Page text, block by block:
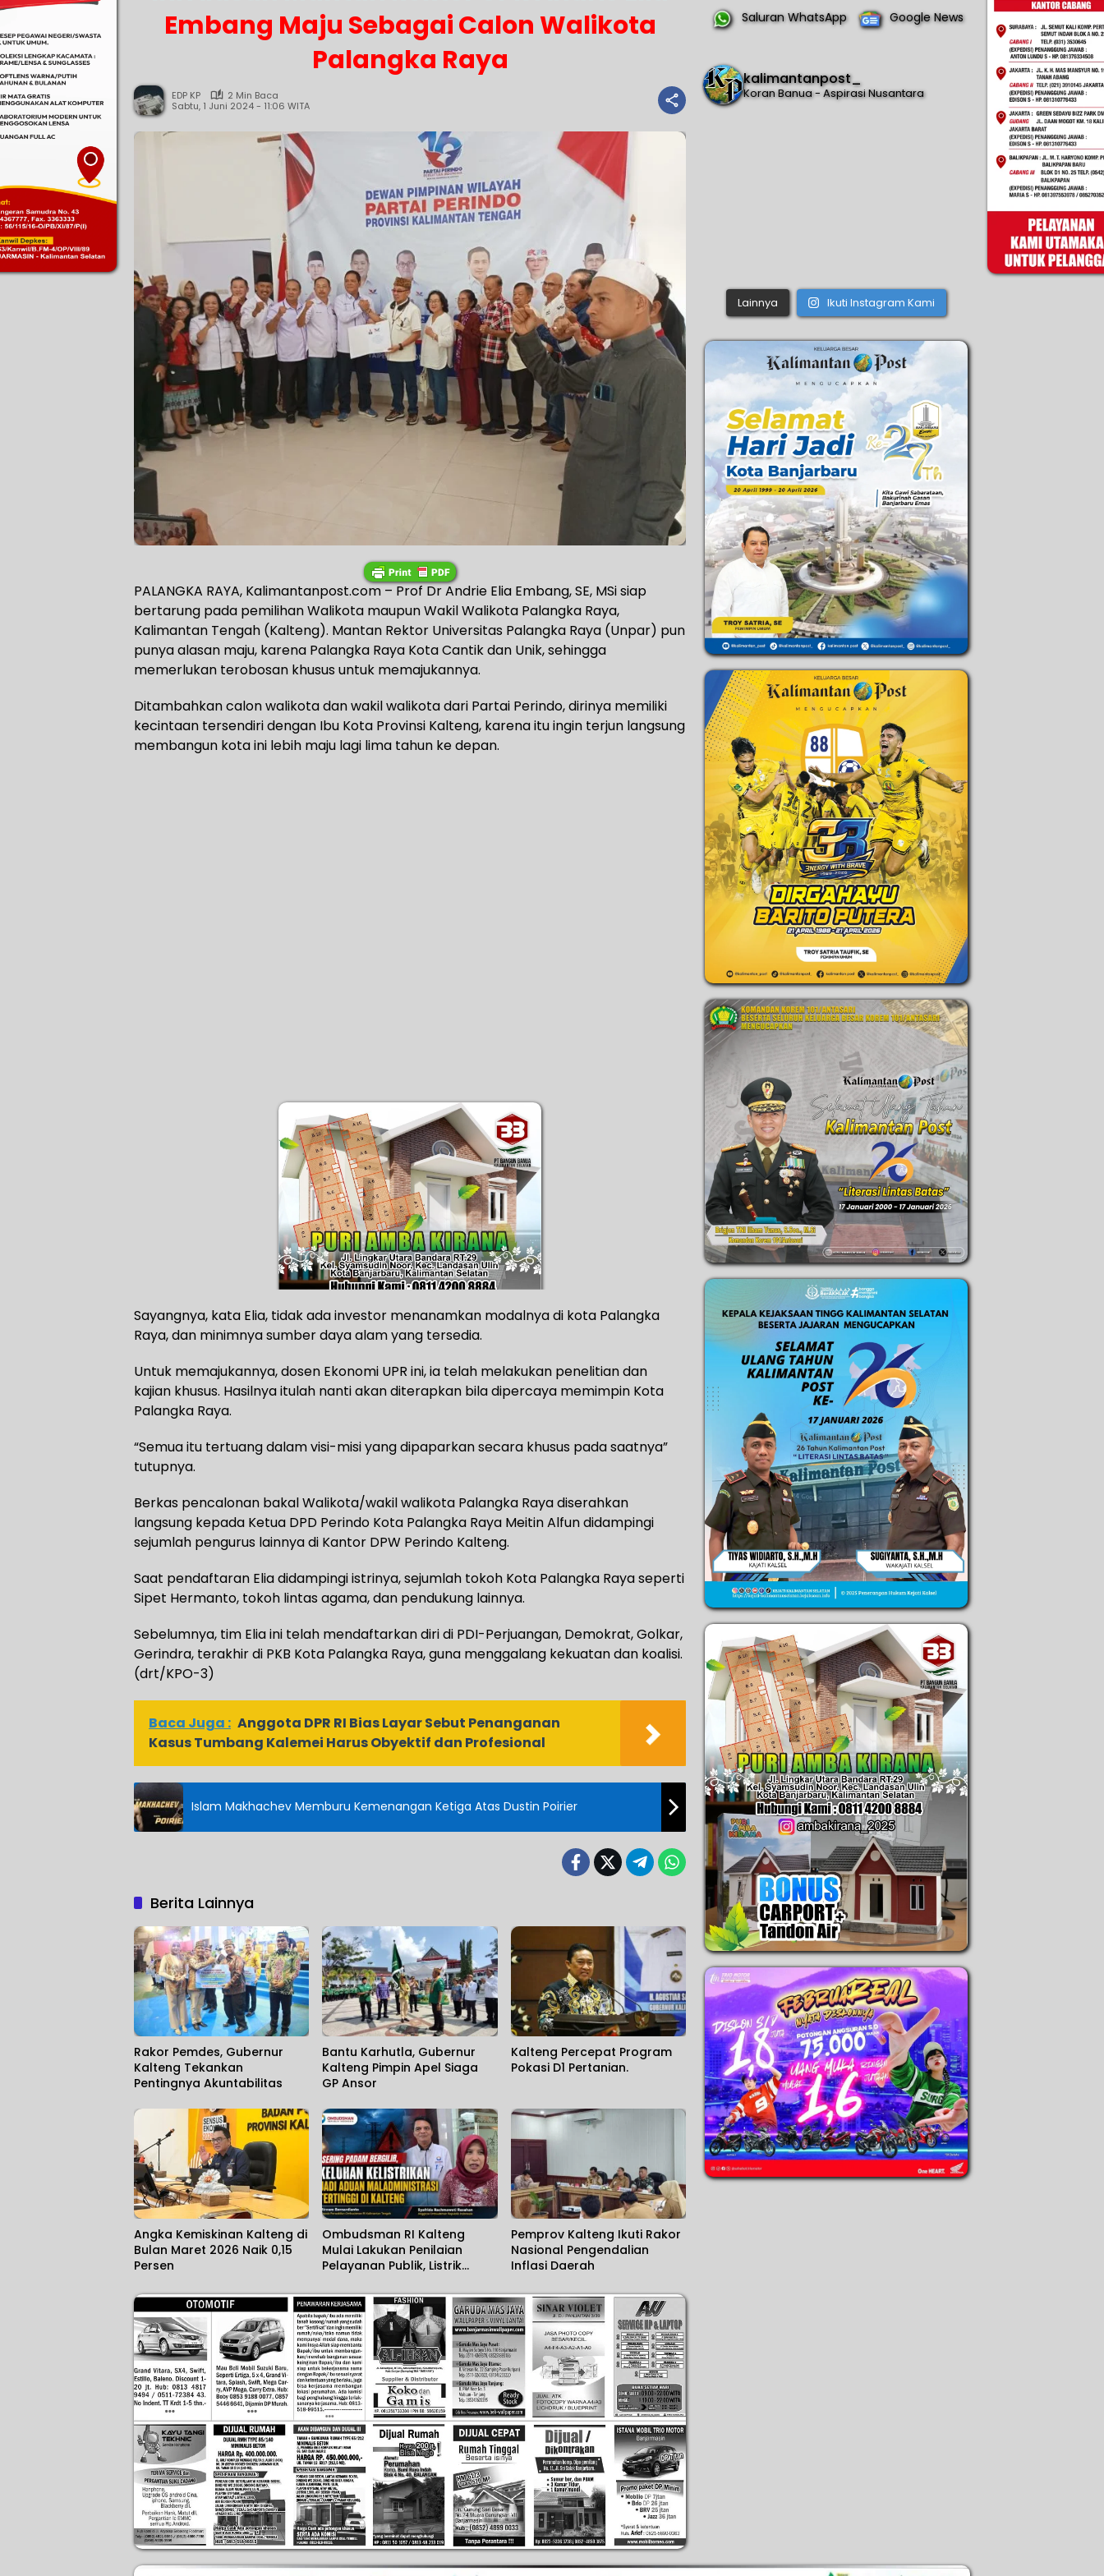
Embang Maju Sebagai Calon Walikota
Palangka Raya
EDP KP
2 Min Baca
Sabtu, 1 Juni 2024 - 11:06 WITA
PALANGKA RAYA, Kalimantanpost.com – Prof Dr Andrie Elia Embang, SE, MSi siap
bertarung pada pemilihan Walikota maupun Wakil Walikota Palangka Raya,
Kalimantan Tengah (Kalteng). Mantan Rektor Universitas Palangka Raya (Unpar) pun
punya alasan maju, karena Palangka Raya Kota Cantik dan Unik, sehingga
memerlukan terobosan khusus untuk memajukannya.
Ditambahkan calon walikota dan wakil walikota dari Partai Perindo, dirinya memiliki
kecintaan tersendiri dengan Ibu Kota Provinsi Kalteng, karena itu ingin terjun langsung
membangun kota ini lebih maju lagi lima tahun ke depan.
Sayangnya, kata Elia, tidak ada investor menanamkan modalnya di kota Palangka
Raya, dan minimnya sumber daya alam yang tersedia.
Untuk memajukannya, dosen Ekonomi UPR ini, ia telah melakukan penelitian dan
kajian khusus. Hasilnya itulah nanti akan diterapkan bila dipercaya memimpin Kota
Palangka Raya.
“Semua itu tertuang dalam visi-misi yang dipaparkan secara khusus pada saatnya”
tutupnya.
Berkas pencalonan bakal Walikota/wakil walikota Palangka Raya diserahkan
langsung kepada Ketua DPD Perindo Kota Palangka Raya Meitin Alfun didampingi
sejumlah pengurus lainnya di Kantor DPW Perindo Kalteng.
Saat pendaftaran Elia didampingi istrinya, sejumlah tokoh Kota Palangka Raya seperti
Sipet Hermanto, tokoh lintas agama, dan pendukung lainnya.
Sebelumnya, tim Elia ini telah mendaftarkan diri di PDI-Perjuangan, Demokrat, Golkar,
Gerindra, terakhir di PKB Kota Palangka Raya, guna menggalang kekuatan dan koalisi.
(drt/KPO-3)
Baca Juga : Anggota DPR RI Bias Layar Sebut Penanganan
Kasus Tumbang Kalemei Harus Obyektif dan Profesional
Islam Makhachev Memburu Kemenangan Ketiga Atas Dustin Poirier
Berita Lainnya
Rakor Pemdes, Gubernur
Kalteng Tekankan
Pentingnya Akuntabilitas
Bantu Karhutla, Gubernur
Kalteng Pimpin Apel Siaga
GP Ansor
Kalteng Percepat Program
Pokasi D1 Pertanian.
Angka Kemiskinan Kalteng di
Bulan Maret 2026 Naik 0,15
Persen
Ombudsman RI Kalteng
Mulai Lakukan Penilaian
Pelayanan Publik, Listrik
Pemprov Kalteng Ikuti Rakor
Nasional Pengendalian
Inflasi Daerah
Saluran WhatsApp Google News
kalimantanpost_
Koran Banua - Aspirasi Nusantara
Lainnya Ikuti Instagram Kami